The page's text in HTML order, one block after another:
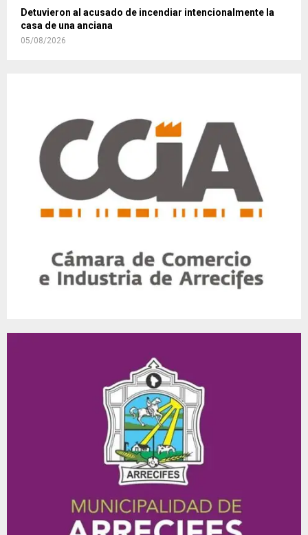
Detuvieron al acusado de incendiar intencionalmente la
casa de una anciana
05/08/2026